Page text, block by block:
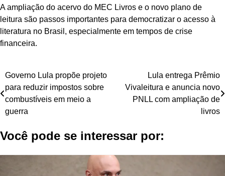
A ampliação do acervo do MEC Livros e o novo plano de
leitura são passos importantes para democratizar o acesso à
literatura no Brasil, especialmente em tempos de crise
financeira.
Navegação
de
Post
Governo Lula propõe projeto
para reduzir impostos sobre
combustíveis em meio a
guerra
Lula entrega Prêmio
Vivaleitura e anuncia novo
PNLL com ampliação de
livros
Você pode se interessar por: